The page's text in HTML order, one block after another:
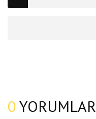
0 YORUMLAR